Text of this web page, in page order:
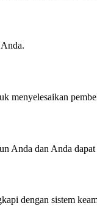
menyelesaikan
Anda dan Anda
dengan sistem